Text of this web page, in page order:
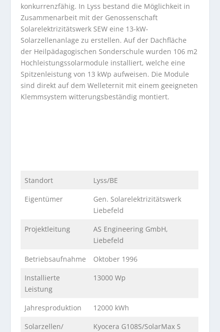
konkurrenzfähig. In Lyss bestand die Möglichkeit in
Zusammenarbeit mit der Genossenschaft
Solarelektrizitätswerk SEW eine 13-kW-
Solarzellenanlage zu erstellen. Auf der Dachfläche
der Heilpädagogischen Sonderschule wurden 106 m2
Hochleistungssolarmodule installiert, welche eine
Spitzenleistung von 13 kWp aufweisen. Die Module
sind direkt auf dem Welleternit mit einem geeigneten
Klemmsystem witterungsbeständig montiert.
Standort
Lyss/BE
Eigentümer
Gen. Solarelektrizitätswerk
Liebefeld
Projektleitung
AS Engineering GmbH,
Liebefeld
Betriebsaufnahme
Oktober 1996
Installierte
Leistung
13000 Wp
Jahresproduktion
12000 kWh
Solarzellen/
Kyocera G108S/SolarMax S